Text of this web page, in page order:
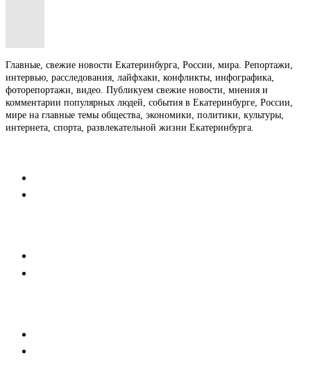
Главные, свежие новости Екатеринбурга, России, мира. Репортажи,
интервью, расследования, лайфхаки, конфликты, инфографика,
фоторепортажи, видео. Публикуем свежие новости, мнения и
комментарии популярных людей, события в Екатеринбурге, России,
мире на главные темы общества, экономики, политики, культуры,
интернета, спорта, развлекательной жизни Екатеринбурга.